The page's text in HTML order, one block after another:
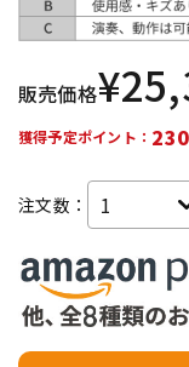
販売価格¥
獲得予定ポイント：
注文数：